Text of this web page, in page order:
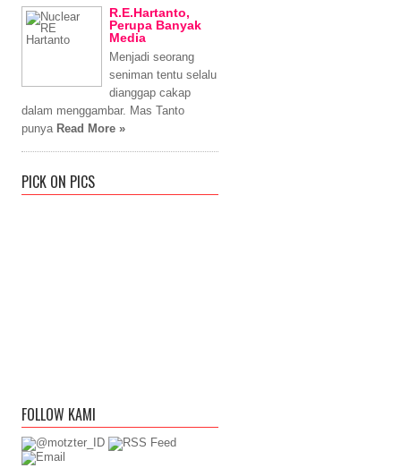
R.E.Hartanto,
Perupa Banyak
Media
Menjadi seorang
seniman tentu selalu
dianggap cakap
dalam menggambar. Mas Tanto
punya Read More »
PICK ON PICS
FOLLOW KAMI